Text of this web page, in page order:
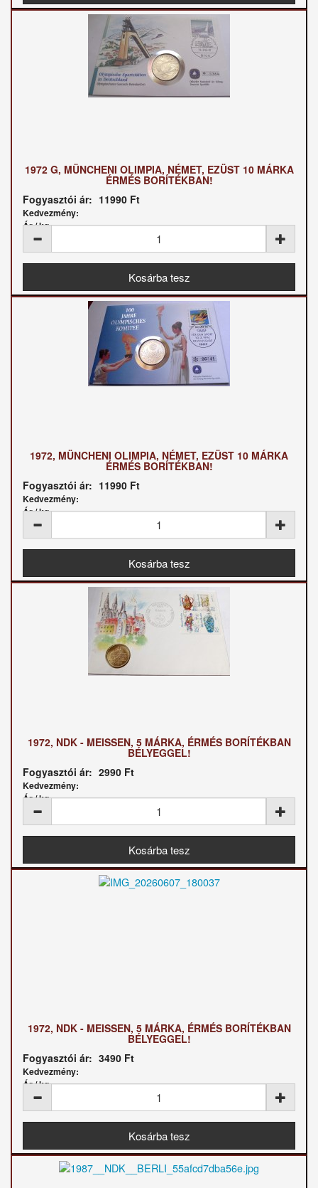
1972 G, MÜNCHENI OLIMPIA, NÉMET, EZÜST 10 MÁRKA
ÉRMÉS BORÍTÉKBAN!
Fogyasztói ár: 11990 Ft
Kedvezmény:
Ár / kg:
1972, MÜNCHENI OLIMPIA, NÉMET, EZÜST 10 MÁRKA
ÉRMÉS BORÍTÉKBAN!
Fogyasztói ár: 11990 Ft
Kedvezmény:
Ár / kg:
1972, NDK - MEISSEN, 5 MÁRKA, ÉRMÉS BORÍTÉKBAN
BÉLYEGGEL!
Fogyasztói ár: 2990 Ft
Kedvezmény:
Ár / kg:
1972, NDK - MEISSEN, 5 MÁRKA, ÉRMÉS BORÍTÉKBAN
BÉLYEGGEL!
Fogyasztói ár: 3490 Ft
Kedvezmény:
Ár / kg: